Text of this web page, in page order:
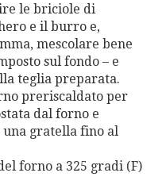
le briciole di
e il burro e,
mescolare bene
sul fondo – e
teglia preparata.
preriscaldato per
dal forno e
gratella fino al
forno a 325 gradi (F)